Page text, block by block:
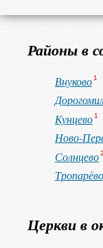
Районы в
Внуково 1
Кунцево 1
Ново-
Солнцево2
Церкви в